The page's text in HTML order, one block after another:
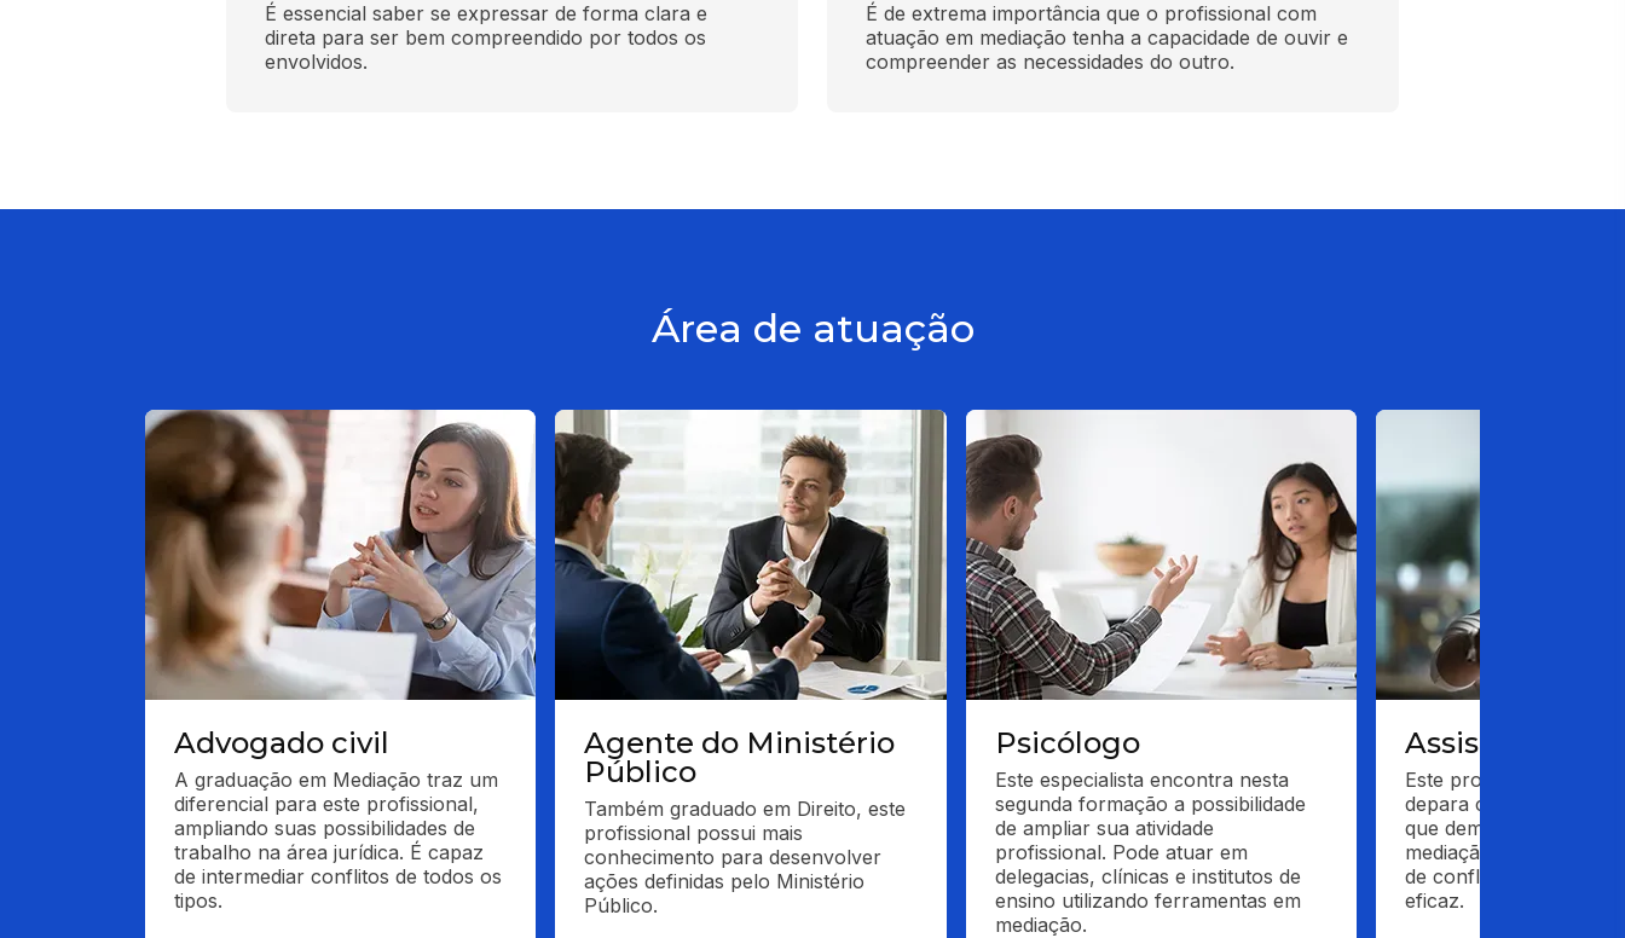
É essencial saber se expressar de forma clara e
direta para ser bem compreendido por todos os
envolvidos.
É de extrema importância que o profissional com
atuação em mediação tenha a capacidade de ouvir e
compreender as necessidades do outro.
Área de atuação
Advogado civil
A graduação em Mediação traz um
diferencial para este profissional,
ampliando suas possibilidades de
trabalho na área jurídica. É capaz
de intermediar conflitos de todos os
tipos.
Agente do Ministério
Público
Também graduado em Direito, este
profissional possui mais
conhecimento para desenvolver
ações definidas pelo Ministério
Público.
Psicólogo
Este especialista encontra nesta
segunda formação a possibilidade
de ampliar sua atividade
profissional. Pode atuar em
delegacias, clínicas e institutos de
ensino utilizando ferramentas em
mediação.
Assistente
Este profissional
depara com situações
que demandam
mediação e técnicas
de conflitos para
eficaz.